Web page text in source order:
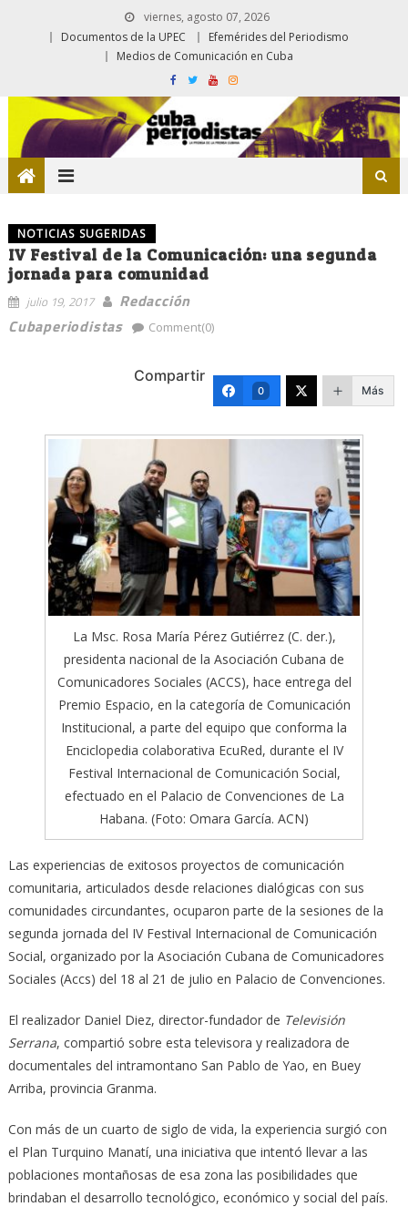
viernes, agosto 07, 2026
Documentos de la UPEC
Efemérides del Periodismo
Medios de Comunicación en Cuba
NOTICIAS SUGERIDAS
IV Festival de la Comunicación: una segunda
jornada para comunidad
julio 19, 2017
Redacción
Cubaperiodistas
Comment(0)
Compartir
0 Más
La Msc. Rosa María Pérez Gutiérrez (C. der.),
presidenta nacional de la Asociación Cubana de
Comunicadores Sociales (ACCS), hace entrega del
Premio Espacio, en la categoría de Comunicación
Institucional, a parte del equipo que conforma la
Enciclopedia colaborativa EcuRed, durante el IV
Festival Internacional de Comunicación Social,
efectuado en el Palacio de Convenciones de La
Habana. (Foto: Omara García. ACN)
Las experiencias de exitosos proyectos de comunicación
comunitaria, articulados desde relaciones dialógicas con sus
comunidades circundantes, ocuparon parte de la sesiones de la
segunda jornada del IV Festival Internacional de Comunicación
Social, organizado por la Asociación Cubana de Comunicadores
Sociales (Accs) del 18 al 21 de julio en Palacio de Convenciones.
El realizador Daniel Diez, director-fundador de Televisión
Serrana, compartió sobre esta televisora y realizadora de
documentales del intramontano San Pablo de Yao, en Buey
Arriba, provincia Granma.
Con más de un cuarto de siglo de vida, la experiencia surgió con
el Plan Turquino Manatí, una iniciativa que intentó llevar a las
poblaciones montañosas de esa zona las posibilidades que
brindaban el desarrollo tecnológico, económico y social del país.